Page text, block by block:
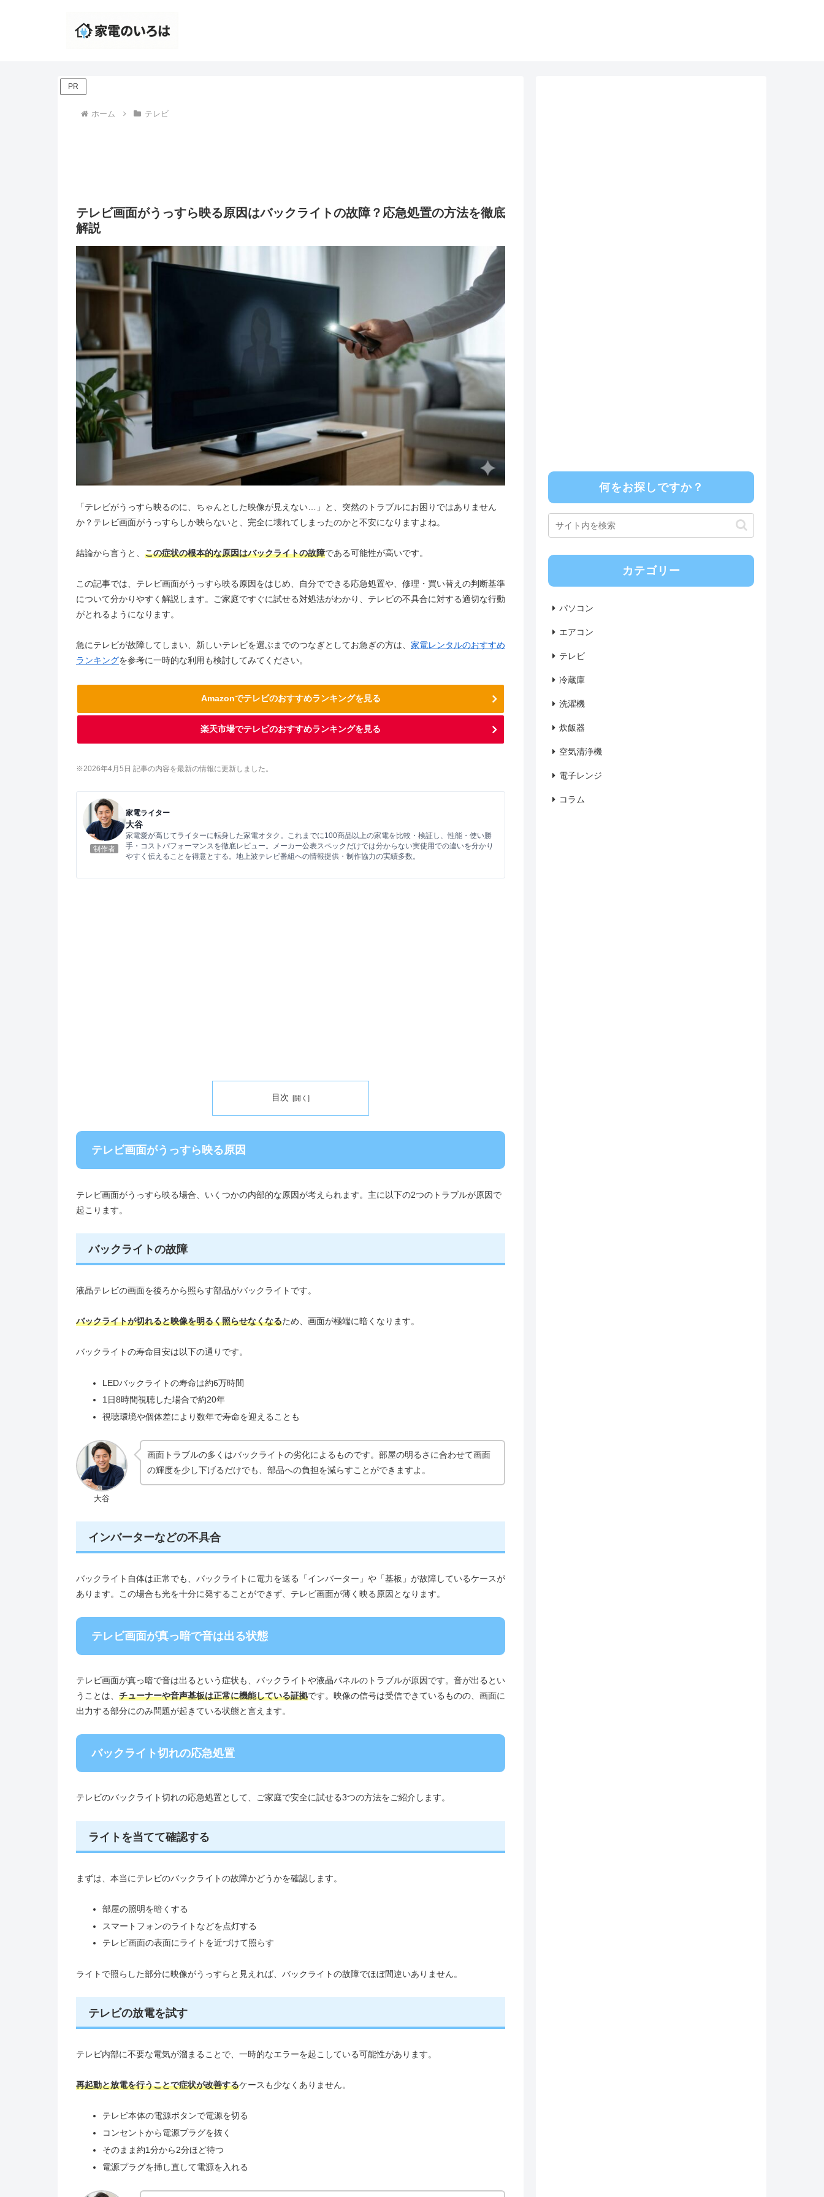
PR
ホーム テレビ
テレビ画面がうっすら映る原因はバックライトの故障？応急処置の方法を徹底
解説
「テレビがうっすら映るのに、ちゃんとした映像が見えない…」と、突然のトラブルにお困りではありません
か？テレビ画面がうっすらしか映らないと、完全に壊れてしまったのかと不安になりますよね。
結論から言うと、 この症状の根本的な原因はバックライトの故障である可能性が高いです。
この記事では、テレビ画面がうっすら映る原因をはじめ、自分でできる応急処置や、修理・買い替えの判断基準
について分かりやすく解説します。ご家庭ですぐに試せる対処法がわかり、テレビの不具合に対する適切な行動
がとれるようになります。
急にテレビが故障してしまい、新しいテレビを選ぶまでのつなぎとしてお急ぎの方は、 家電レンタルのおすすめ
ランキングを参考に一時的な利用も検討してみてください。
Amazonでテレビのおすすめランキングを見る
楽天市場でテレビのおすすめランキングを見る
※2026年4 月5 日 記事の内容を最新の情報に更新しました。
制作者
家電ライター
大谷
家電愛が高じてライターに転身した家電オタク。これまでに100商品以上の家電を比較・検証し、性能・使い勝
手・コストパフォーマンスを徹底レビュー。メーカー公表スペックだけでは分からない実使用での違いを分かり
やすく伝えることを得意とする。地上波テレビ番組への情報提供・制作協力の実績多数。
目次
テレビ画面がうっすら映る原因
テレビ画面がうっすら映る場合、いくつかの内部的な原因が考えられます。主に以下の2つのトラブルが原因で
起こります。
バックライトの故障
液晶テレビの画面を後ろから照らす部品がバックライトです。
バックライトが切れると映像を明るく照らせなくなるため、画面が極端に暗くなります。
バックライトの寿命目安は以下の通りです。
LEDバックライトの寿命は約6万時間
1日8時間視聴した場合で約20年
視聴環境や個体差により数年で寿命を迎えることも
大谷
画面トラブルの多くはバックライトの劣化によるものです。部屋の明るさに合わせて画面
の輝度を少し下げるだけでも、部品への負担を減らすことができますよ。
インバーターなどの不具合
バックライト自体は正常でも、バックライトに電力を送る「インバーター」や「基板」が故障しているケースが
あります。この場合も光を十分に発することができず、テレビ画面が薄く映る原因となります。
テレビ画面が真っ暗で音は出る状態
テレビ画面が真っ暗で音は出るという症状も、バックライトや液晶パネルのトラブルが原因です。音が出るとい
うことは、 チューナーや音声基板は正常に機能している証拠です。映像の信号は受信できているものの、画面に
出力する部分にのみ問題が起きている状態と言えます。
バックライト切れの応急処置
テレビのバックライト切れの応急処置として、ご家庭で安全に試せる3つの方法をご紹介します。
ライトを当てて確認する
まずは、本当にテレビのバックライトの故障かどうかを確認します。
部屋の照明を暗くする
スマートフォンのライトなどを点灯する
テレビ画面の表面にライトを近づけて照らす
ライトで照らした部分に映像がうっすらと見えれば、バックライトの故障でほぼ間違いありません。
テレビの放電を試す
テレビ内部に不要な電気が溜まることで、一時的なエラーを起こしている可能性があります。
再起動と放電を行うことで症状が改善するケースも少なくありません。
テレビ本体の電源ボタンで電源を切る
コンセントから電源プラグを抜く
そのまま約1分から2分ほど待つ
電源プラグを挿し直して電源を入れる
何をお探しですか？
カテゴリー
パソコン
エアコン
テレビ
冷蔵庫
洗濯機
炊飯器
空気清浄機
電子レンジ
コラム